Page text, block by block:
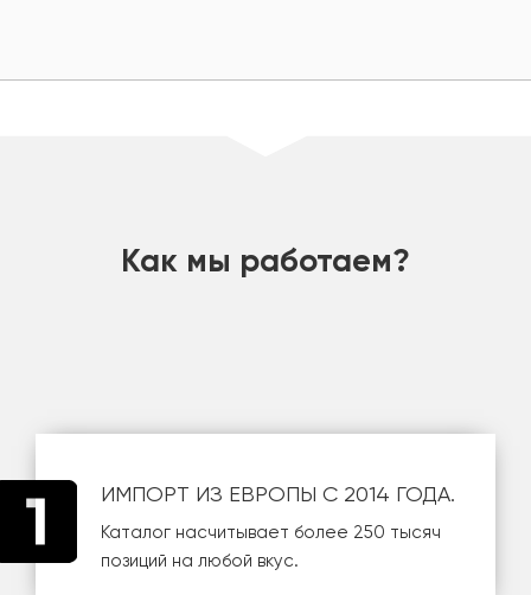
Как мы работаем?
ИМПОРТ ИЗ ЕВРОПЫ С 2014 ГОДА.
Каталог насчитывает более 250 тысяч
позиций на любой вкус.